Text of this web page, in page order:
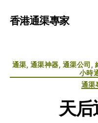
香港通渠專家
通渠, 通渠神器, 通渠公司,
小時
通渠
天